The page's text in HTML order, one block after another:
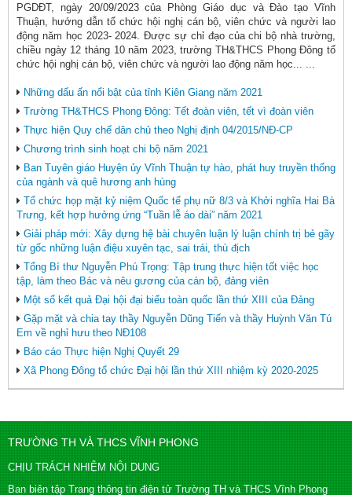
PGDĐT, ngày 20/09/2023 của Phòng Giáo dục và Đào tạo Vĩnh
Thuận, hướng dẫn tổ chức hội nghị cán bộ, viên chức và người lao
động năm học 2023- 2024. Được sự chỉ đạo của chi bộ nhà trường,
chiều ngày 12 tháng 10 năm 2023, trường TH&THCS Phong Đông tổ
chức hội nghị cán bộ, viên chức và người lao động năm học... ...
Những dấu ấn nổi bật của tỉnh Kiên Giang năm 2021
Trường TH&THCS Phong Đông: Tết đoàn viên, tết vì đoàn viên
Thực hiện Quy chế dân chủ theo Nghị định 04/2015/NĐ-CP
Chương trình sinh hoạt chi bộ năm 2021
Ban Tuyên giáo Huyện ủy Vĩnh Thuận tự hào, phát huy truyền thống
của ngành và quê hương anh hùng
Tổ chức họp mặt kỷ niệm Quốc tế phụ nữ 8/3 và Khởi nghĩa Hai Bà
Trưng, kết hợp hưởng ứng “Tuần lễ áo dài” năm 2021
Giải pháp mới: Xây dựng hệ bài chuyên luận lý luận chính trị bẻ gãy
từ gốc những luận điệu xuyên tạc, sai trái, thù địch
Tổng Bí thư Nguyễn Phú Trọng: Tập trung thực hiện tốt việc học
tập, làm theo Bác và nêu gương của cán bộ, đảng viên
Một số kết quả Đại hội đại biểu toàn quốc lần thứ XIII của Đảng
Gặp mặt và chia tay thầy Nguyễn Dũng Tiến và thầy Huỳnh Văn Tú
Em về nghỉ hưu theo NĐ108
Báo cáo Thực hiện Nghị Quyết 29
Xã Phong Đông tổ chức Đại hội lần thứ XIII nhiệm kỳ 2020-2025
TRƯỜNG TH VÀ THCS VĨNH PHONG
CHỊU TRÁCH NHIỆM NỘI DUNG
Ban biên tập Trang thông tin điện tử Trường TH và THCS Vĩnh Phong